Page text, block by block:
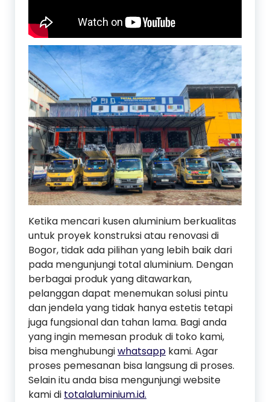
Ketika mencari kusen aluminium berkualitas
untuk proyek konstruksi atau renovasi di
Bogor, tidak ada pilihan yang lebih baik dari
pada mengunjungi total aluminium. Dengan
berbagai produk yang ditawarkan,
pelanggan dapat menemukan solusi pintu
dan jendela yang tidak hanya estetis tetapi
juga fungsional dan tahan lama. Bagi anda
yang ingin memesan produk di toko kami,
bisa menghubungiwhatsapp kami. Agar
proses pemesanan bisa langsung di proses.
Selain itu anda bisa mengunjungi website
kami di totalaluminium.id.